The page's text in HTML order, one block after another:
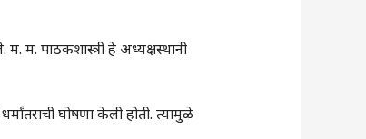
म. पाठकशास्त्री हे अध्यक्षस्थानी
घोषणा केली होती. त्यामुळे